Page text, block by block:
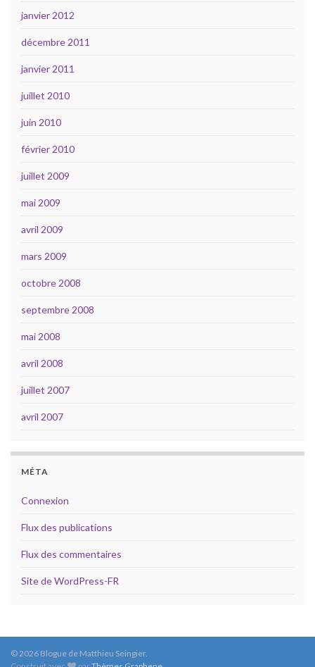
janvier 2012
décembre 2011
janvier 2011
juillet 2010
juin 2010
février 2010
juillet 2009
mai 2009
avril 2009
mars 2009
octobre 2008
septembre 2008
mai 2008
avril 2008
juillet 2007
avril 2007
MÉTA
Connexion
Flux des publications
Flux des commentaires
Site de WordPress-FR
© 2026 Blogue de Matthieu Seingier.